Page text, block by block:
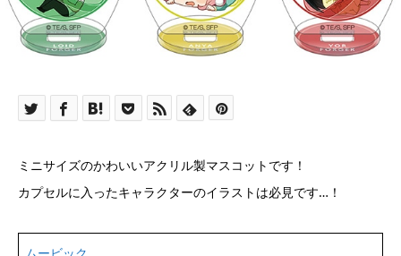
ミニサイズのかわいいアクリル製マスコットです！
カプセルに入ったキャラクターのイラストは必見です…！